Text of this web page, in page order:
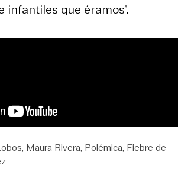
infantiles que éramos”.
Maura Rivera Polémica Fiebre de